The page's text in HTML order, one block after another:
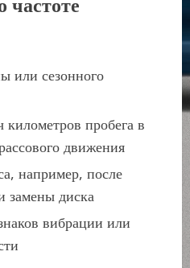
или сезонного
пробега в
движения
например, после
замены диска
вибрации или